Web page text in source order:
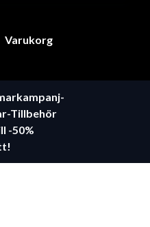
Varukorg
Tillbehör
-50%